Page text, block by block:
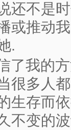
还不是
或推动
.
了我的
很多人
生存而
不变的